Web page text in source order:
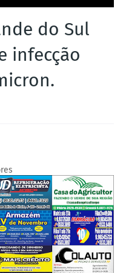
do Sul
infecção